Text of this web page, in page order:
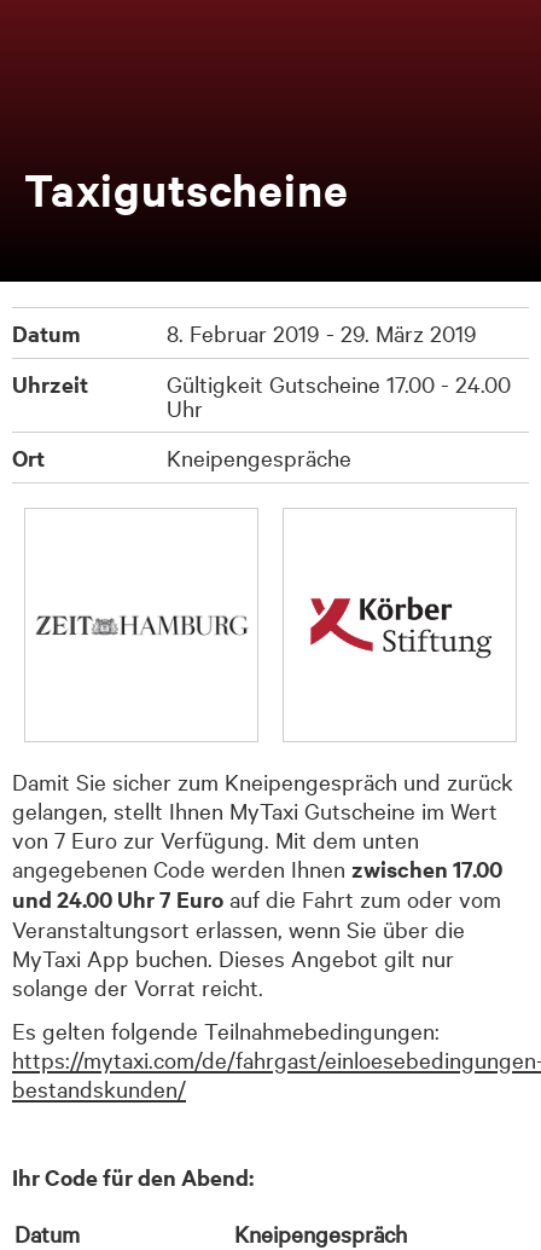
Ta­xi­gut­schei­ne
Datum 8. Februar 2019 - 29. März 2019
Uhrzeit
Gültigkeit Gutscheine 17.00 - 24.00
Uhr
Ort Kneipengespräche
Damit Sie sicher zum Kneipengespräch und zurück
gelangen, stellt Ihnen MyTaxi Gutscheine im Wert
von 7 Euro zur Verfügung. Mit dem unten
angegebenen Code werden Ihnen zwischen 17.00
und 24.00 Uhr 7 Euro auf die Fahrt zum oder vom
Veranstaltungsort erlassen, wenn Sie über die
MyTaxi App buchen. Dieses Angebot gilt nur
solange der Vorrat reicht.
Es gelten folgende Teilnahmebedingungen:
https://mytaxi.com/de/fahrgast/
bestandskunden/
Ihr Code für den Abend:
Datum
Kneipengespräch